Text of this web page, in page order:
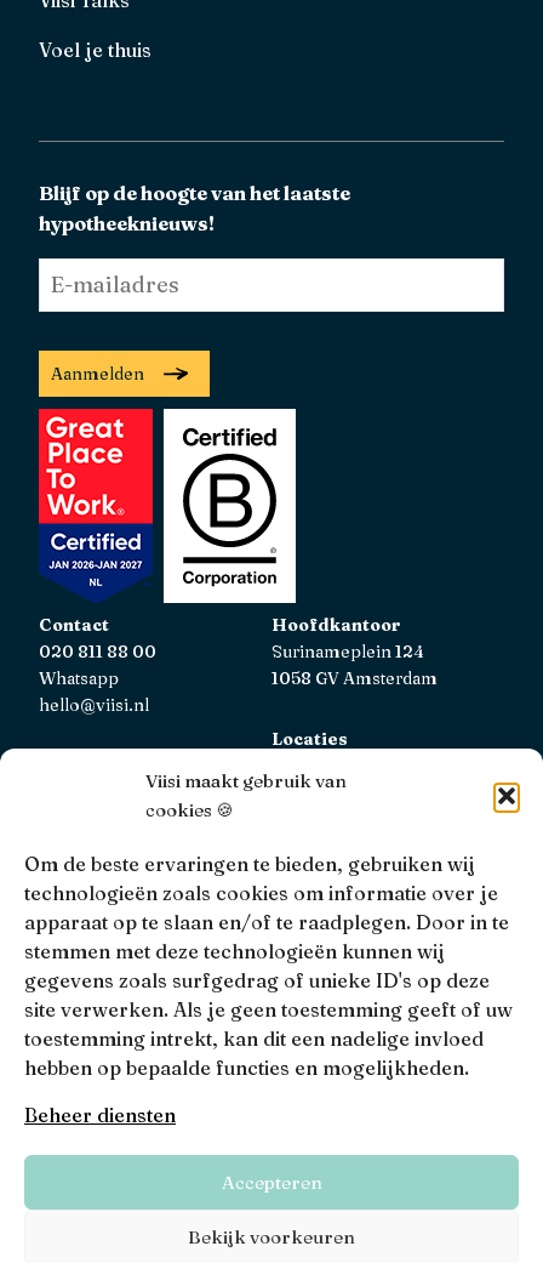
Viisi maakt gebruik van
cookies 🍪
Om de beste ervaringen te bieden, gebruiken wij
technologieën zoals cookies om informatie over je
apparaat op te slaan en/of te raadplegen. Door in te
stemmen met deze technologieën kunnen wij
gegevens zoals surfgedrag of unieke ID's op deze
site verwerken. Als je geen toestemming geeft of uw
toestemming intrekt, kan dit een nadelige invloed
hebben op bepaalde functies en mogelijkheden.
Beheer diensten
Accepteren
Bekijk voorkeuren
Voel je thuis
Blijf op de hoogte van het laatste
hypotheeknieuws!
mailadres *
Aanmelden
Contact
020 811 88 00
Whatsapp
hello@viisi.nl
Hoofdkantoor
Surinameplein 124
1058 GV Amsterdam
Locaties
Viisi Hypotheken is geregistreerd bij de AFM.
Registratienummer: 12039833
KiFiD
Niet tevreden over onze interne klachtbehandeling, dan
kun je terecht bijKiFiD.
• 4.9 •
Viisi © 2026
Algemene voorwaarden
Privacy, disclaimers en voorwaarden